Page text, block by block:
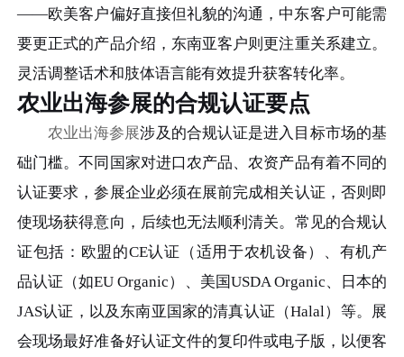
——欧美客户偏好直接但礼貌的沟通，中东客户可能需
要更正式的产品介绍，东南亚客户则更注重关系建立。
灵活调整话术和肢体语言能有效提升获客转化率。
农业出海参展的合规认证要点
农业出海参展涉及的合规认证是进入目标市场的基
础门槛。不同国家对进口农产品、农资产品有着不同的
认证要求，参展企业必须在展前完成相关认证，否则即
使现场获得意向，后续也无法顺利清关。常见的合规认
证包括：欧盟的CE认证（适用于农机设备）、有机产
品认证（如EU Organic）、美国USDA Organic、日本的
JAS认证，以及东南亚国家的清真认证（Halal）等。展
会现场最好准备好认证文件的复印件或电子版，以便客